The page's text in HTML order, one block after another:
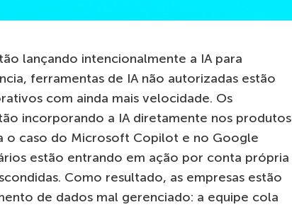
lançando intencionalmente a IA para
ferramentas de IA não autorizadas estão
com ainda mais velocidade. Os
incorporando a IA diretamente nos produtos
o caso do Microsoft Copilot e no Google
estão entrando em ação por conta própria
Como resultado, as empresas estão
de dados mal gerenciado: a equipe cola